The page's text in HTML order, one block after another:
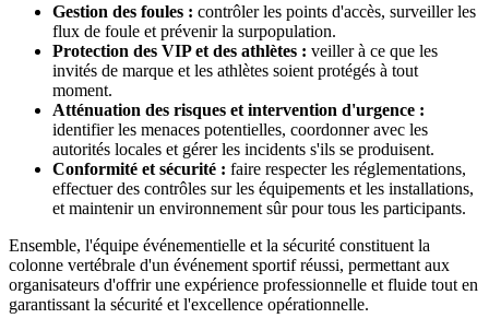
Gestion des foules : contrôler les points d'accès, surveiller les
flux de foule et prévenir la surpopulation.
Protection des VIP et des athlètes : veiller à ce que les
invités de marque et les athlètes soient protégés à tout
moment.
Atténuation des risques et intervention d'urgence :
identifier les menaces potentielles, coordonner avec les
autorités locales et gérer les incidents s'ils se produisent.
Conformité et sécurité : faire respecter les réglementations,
effectuer des contrôles sur les équipements et les installations,
et maintenir un environnement sûr pour tous les participants.
Ensemble, l'équipe événementielle et la sécurité constituent la
colonne vertébrale d'un événement sportif réussi, permettant aux
organisateurs d'offrir une expérience professionnelle et fluide tout en
garantissant la sécurité et l'excellence opérationnelle.